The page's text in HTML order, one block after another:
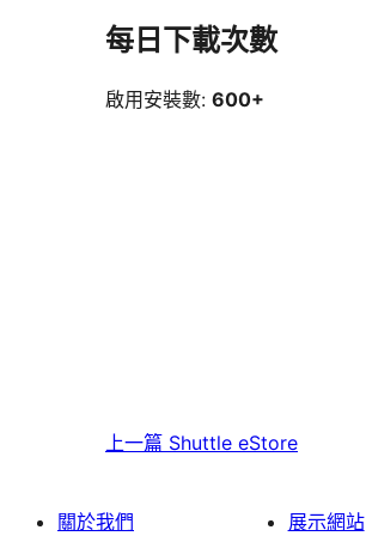
每日下載次數
啟用安裝數: 600+
上一篇 Shuttle eStore
關於我們 展示網站